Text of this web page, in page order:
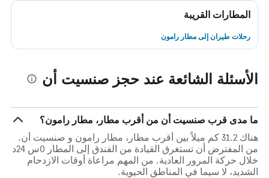
المطارات القريبة
رحلات طيران إلى مطار رامون
الأسئلة الشائعة عند حجز صنسيت أن
ما مدى قرب صنسيت أن من أقرب مطار، مطار رامون؟
هناك 31.2 كم ميلاً بين أقرب مطار، مطار رامون و صنسيت أن.
من المفترض أن تستغرق القيادة من الفندق إلى المطار 0س 24د
خلال حركة المرور العادية. من المهم مراعاة أوقات الازدحام
الشديد، لا سيما في المناطق الحيوية.